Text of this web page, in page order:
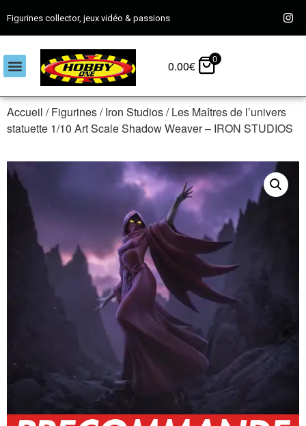
Figurines collector, jeux vidéo & passions
0.00€ 0
Accueil /Figurines/Iron Studios/ Les Maîtres de l’univers
statuette 1/10 Art Scale Shadow Weaver – IRON STUDIOS